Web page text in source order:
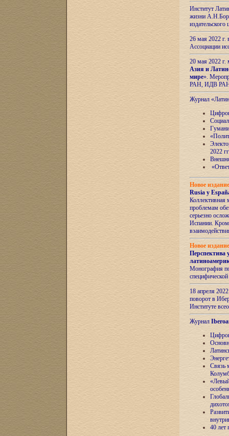
Институт
жизни
26 мая 2022
Ассоциации
20 мая 2022
Азия и
мире».
РАН, ИДВ
Журнал
2022
Новое
Rusia y
Коллективная
проблемам
серьезно
Испании.
Новое
Перспектива
Монография
18 апреля
поворот в
Институте
Журнал
Связь
40 лет